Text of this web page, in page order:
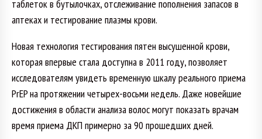
таблеток в бутылочках, отслеживание пополнения запасов в
аптеках и тестирование плазмы крови.
Новая технология тестирования пятен высушенной крови,
которая впервые стала доступна в 2011 году, позволяет
исследователям увидеть временную шкалу реального приема
PrEP на протяжении четырех-восьми недель. Даже новейшие
достижения в области анализа волос могут показать врачам
время приема ДКП примерно за 90 прошедших дней.